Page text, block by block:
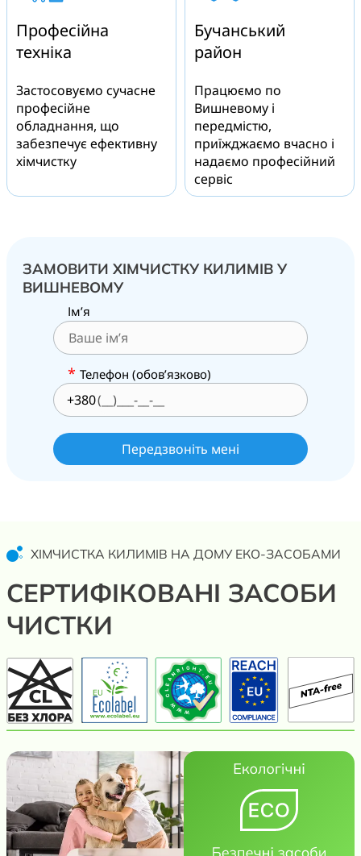
Професійна
техніка
Застосовуємо сучасне
професійне
обладнання, що
забезпечує ефективну
хімчистку
Бучанський
район
Працюємо по
Вишневому і
передмістю,
приїжджаємо вчасно і
надаємо професійний
сервіс
ЗАМОВИТИ ХІМЧИСТКУ КИЛИМІВ У
ВИШНЕВОМУ
Ім’я
* Телефон (обов’язково)
+380
ХІМЧИСТКА КИЛИМІВ НА ДОМУ ЕКО-ЗАСОБАМИ
СЕРТИФІКОВАНІ ЗАСОБИ
ЧИСТКИ